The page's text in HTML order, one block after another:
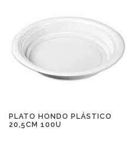
PLATO HONDO PLÁSTICO
20,5CM 100U